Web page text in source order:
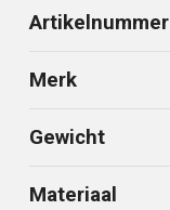
Artikelnummer
Merk
Gewicht
Materiaal